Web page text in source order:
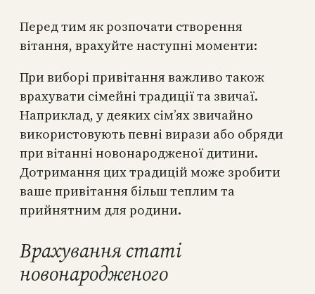
Перед тим як розпочати створення
вітання, врахуйте наступні моменти:
При виборі привітання важливо також
врахувати сімейні традиції та звичаї.
Наприклад, у деяких сім’ях звичайно
використовують певні вирази або обряди
при вітанні новонародженої дитини.
Дотримання цих традицій може зробити
ваше привітання більш теплим та
прийнятним для родини.
Врахування статі
новонародженого